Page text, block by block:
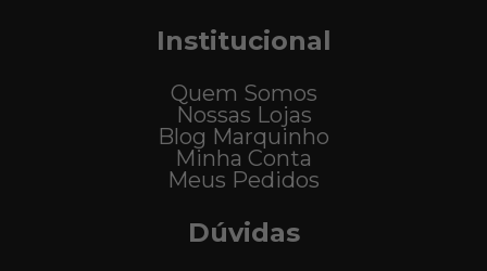
Institucional
Quem Somos
Nossas Lojas
Blog Marquinho
Minha Conta
Meus Pedidos
Dúvidas